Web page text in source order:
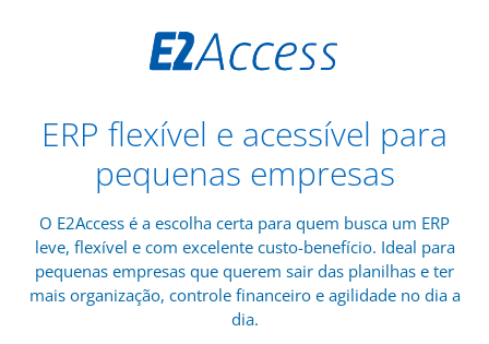
ERP flexível e acessível para
pequenas empresas
O E2Access é a escolha certa para quem busca um ERP
leve, flexível e com excelente custo-benefício. Ideal para
pequenas empresas que querem sair das planilhas e ter
mais organização, controle financeiro e agilidade no dia a
dia.